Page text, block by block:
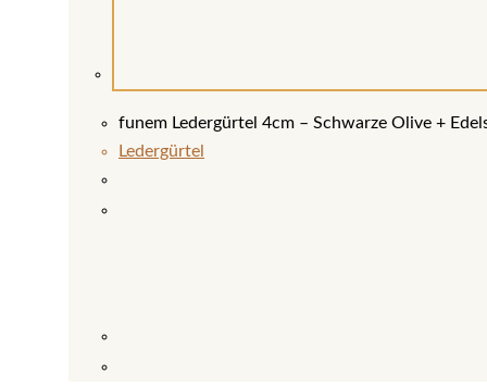
funem Ledergürtel 4cm – Schwarze Olive +
Ledergürtel